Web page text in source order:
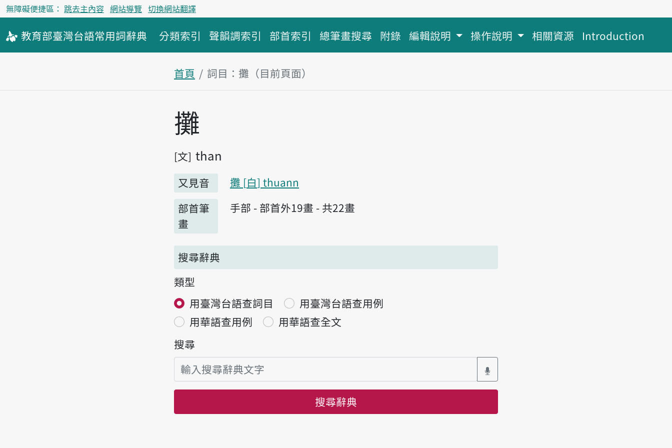
無障礙便捷區： 跳去主內容 網站導覽 切換網站翻譯
教育部臺灣台語常用詞辭典 分類索引 聲韻調索引 部首索引 總筆畫搜尋 附錄 編輯說明 操作說明 相關資源 Introduction
首頁 詞目：攤（目前頁面）
主內容區塊
攤
文 than
又見音 攤 白 thuann
部首筆
畫
手部 - 部首外19畫 - 共22畫
搜尋辭典
類型
用臺灣台語查詞目
用臺灣台語查用例
用華語查用例
用華語查全文
搜尋
搜尋辭典